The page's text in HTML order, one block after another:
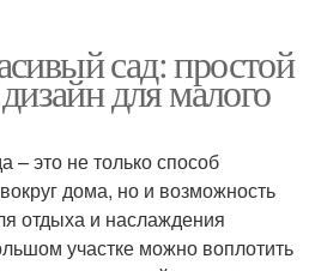
сад: простой
для малого
– это не только способ
дома, но и возможность
отдыха и наслаждения
участке можно воплотить